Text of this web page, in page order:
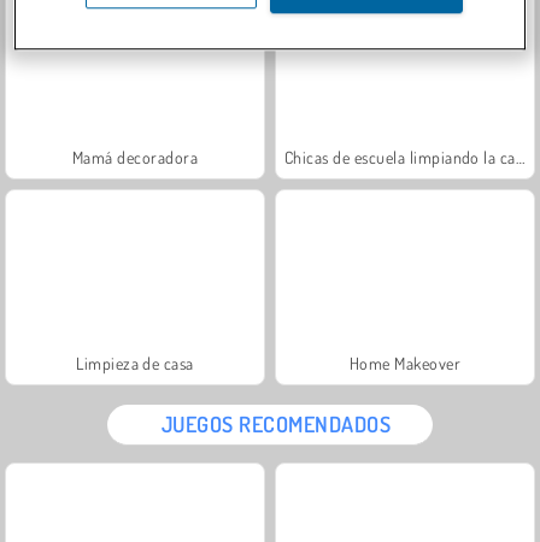
Mamá decoradora
Limpieza de casa Home Makeover
JUEGOS RECOMENDADOS